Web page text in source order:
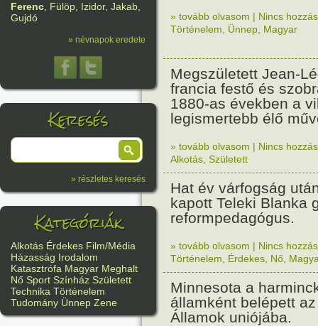
Ferenc, Fülöp, Izidor, Jakab,
Gujdó
» névnapok eredete
Keresés
» részletes keresés
Kategóriák
Alkotás Érdekes Film/Média
Házasság Irodalom
Katasztrófa Magyar Meghalt
Nő Sport Színház Született
Technika Történelem
Tudomány Ünnep Zene
» tovább olvasom | Nincs
Történelem
Ünnep Magyar
Megszületett Jean-
francia festő és
1880-as években a
legismertebb élő
» tovább olvasom | Nincs
Alkotás Született
Hat év várfogság
kapott Teleki Blanka
reformpedagógus.
» tovább olvasom | Nincs
Történelem
Érdekes Nő
Minnesota a
államként belépett
Államok uniójába.